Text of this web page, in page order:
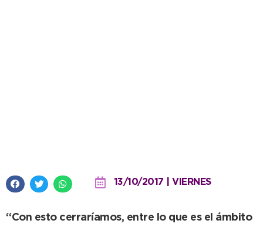
13/10/2017 | VIERNES
“Con esto cerraríamos, entre lo que es el ámbito